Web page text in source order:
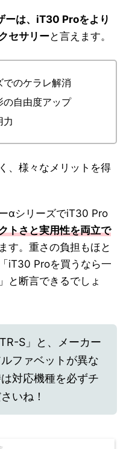
ーは、iT30 Proをより
セサリーと言えます。
でのケラレ解消
の自由度アップ
力
、様々なメリットを得
αシリーズでiT30 Pro
トさと実用性を両立で
す。重さの負担もほと
iT30 Proを買うなら一
と断言できるでしょ
S」と、メーカー
ファベットが異な
対応機種を必ずチ
いね！